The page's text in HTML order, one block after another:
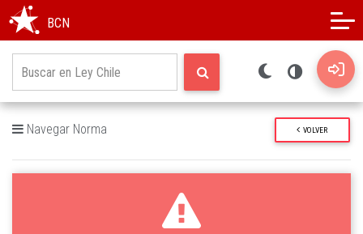
BCN
Navegar Norma VOLVER